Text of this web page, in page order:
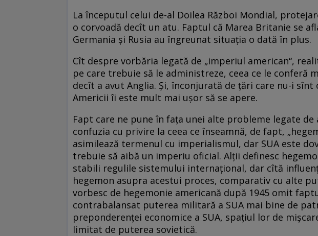
La începutul celui de-al Doilea Război Mondial,
o corvoadă decît un atu. Faptul că Marea Britanie se
Germania şi Rusia au îngreunat situaţia o dată în plus.
Cît despre vorbăria legată de „imperiul american“,
pe care trebuie să le administreze, ceea ce le conferă
decît a avut Anglia. Şi, înconjurată de ţări care nu-i sînt
Americii îi este mult mai uşor să se apere.
Fapt care ne pune în faţa unei alte probleme legate
confuzia cu privire la ceea ce înseamnă, de fapt,
asimilează termenul cu imperialismul, dar SUA este
trebuie să aibă un imperiu oficial. Alţii definesc
stabili regulile sistemului internaţional, dar cîtă
hegemon asupra acestui proces, comparativ cu alte
vorbesc de hegemonie americană după 1945 omit
contrabalansat puterea militară a SUA mai bine de
preponderenţei economice a SUA, spaţiul lor de
limitat de puterea sovietică.